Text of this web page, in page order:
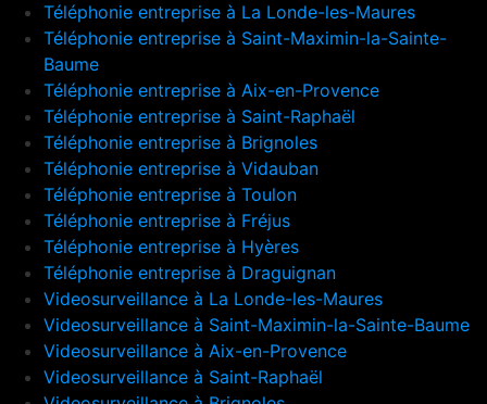
Téléphonie entreprise à La Londe-les-Maures
Téléphonie entreprise à Saint-Maximin-la-Sainte-
Baume
Téléphonie entreprise à Aix-en-Provence
Téléphonie entreprise à Saint-Raphaël
Téléphonie entreprise à Brignoles
Téléphonie entreprise à Vidauban
Téléphonie entreprise à Toulon
Téléphonie entreprise à Fréjus
Téléphonie entreprise à Hyères
Téléphonie entreprise à Draguignan
Videosurveillance à La Londe-les-Maures
Videosurveillance à Saint-Maximin-la-Sainte-Baume
Videosurveillance à Aix-en-Provence
Videosurveillance à Saint-Raphaël